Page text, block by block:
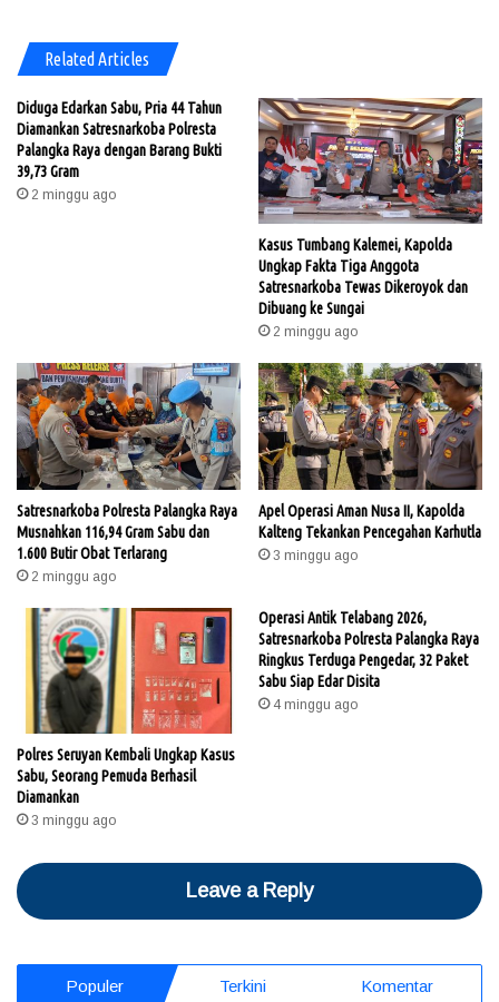
Related Articles
Diduga Edarkan Sabu, Pria 44 Tahun
Diamankan Satresnarkoba Polresta
Palangka Raya dengan Barang Bukti
39,73 Gram
2 minggu ago
Kasus Tumbang Kalemei, Kapolda
Ungkap Fakta Tiga Anggota
Satresnarkoba Tewas Dikeroyok dan
Dibuang ke Sungai
2 minggu ago
Satresnarkoba Polresta Palangka Raya
Musnahkan 116,94 Gram Sabu dan
1.600 Butir Obat Terlarang
2 minggu ago
Apel Operasi Aman Nusa II, Kapolda
Kalteng Tekankan Pencegahan Karhutla
3 minggu ago
Polres Seruyan Kembali Ungkap Kasus
Sabu, Seorang Pemuda Berhasil
Diamankan
3 minggu ago
Operasi Antik Telabang 2026,
Satresnarkoba Polresta Palangka Raya
Ringkus Terduga Pengedar, 32 Paket
Sabu Siap Edar Disita
4 minggu ago
Leave a Reply
Populer Terkini Komentar